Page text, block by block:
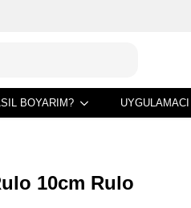
BOYARIM?
10cm Rulo